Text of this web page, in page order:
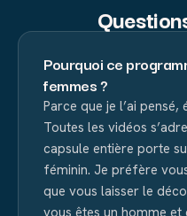
Pourquoi ce
femmes ?
Parce que je l’ai
Toutes les vidéos
capsule entière porte
féminin. Je préfère
que vous laisser le
vous êtes un homme